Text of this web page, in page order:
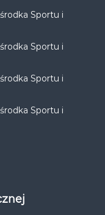
Sportu i
Sportu i
Sportu i
Sportu i